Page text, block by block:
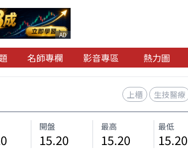
AD
名師專欄 影音專區 熱力圖
上櫃 生技醫療
開盤
15.20
最高
15.20
最低
15.20